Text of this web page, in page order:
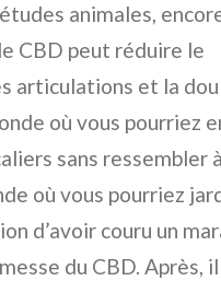
animales,
CBD peut réduire le
articulations et la
où vous pourriez
sans ressembler
où vous pourriez
d’avoir couru un
du CBD. Après,